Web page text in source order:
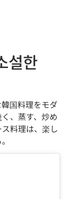
설한
国料理をモダ
、蒸す、炒め
料理は、楽し